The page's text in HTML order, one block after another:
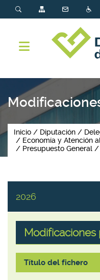
Inicio Diputación
Economía y Atención
Presupuesto General
2026
Modificaciones
Título del fichero